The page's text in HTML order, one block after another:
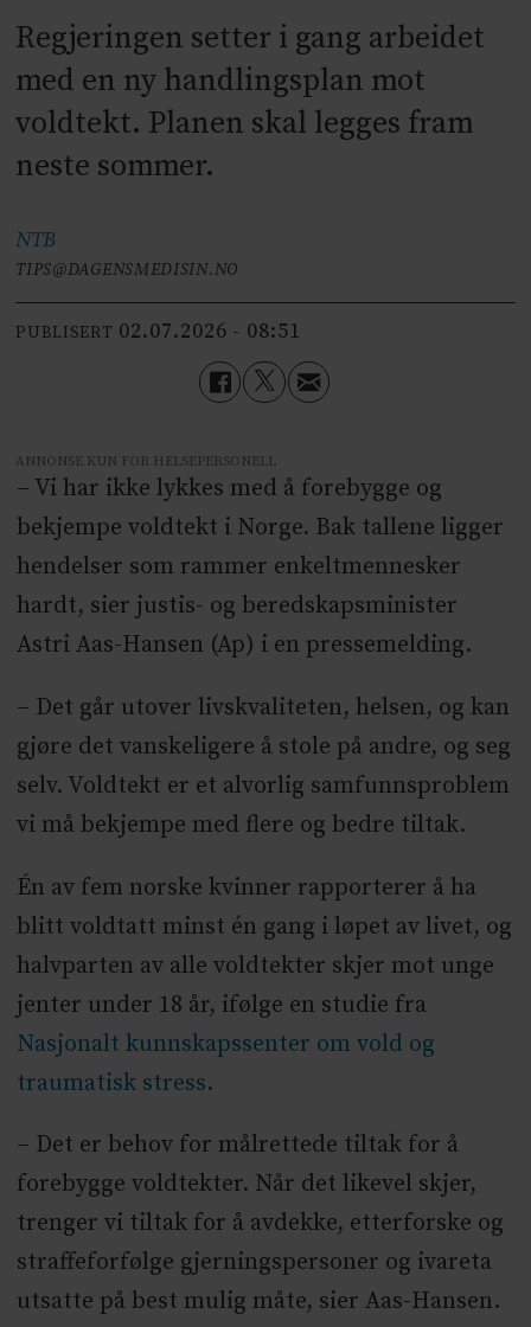
Regjeringen setter i gang arbeidet
med en ny handlingsplan mot
voldtekt. Planen skal legges fram
neste sommer.
NTB
TIPS@DAGENSMEDISIN.NO
PUBLISERT 02.07.2026 - 08:51
ANNONSE KUN FOR HELSEPERSONELL
– Vi har ikke lykkes med å forebygge og
bekjempe voldtekt i Norge. Bak tallene ligger
hendelser som rammer enkeltmennesker
hardt, sier justis- og beredskapsminister
Astri Aas-Hansen (Ap) i en pressemelding.
– Det går utover livskvaliteten, helsen, og kan
gjøre det vanskeligere å stole på andre, og seg
selv. Voldtekt er et alvorlig samfunnsproblem
vi må bekjempe med flere og bedre tiltak.
Én av fem norske kvinner rapporterer å ha
blitt voldtatt minst én gang i løpet av livet, og
halvparten av alle voldtekter skjer mot unge
jenter under 18 år, ifølge en studie fra
Nasjonalt kunnskapssenter om vold og
traumatisk stress.
– Det er behov for målrettede tiltak for å
forebygge voldtekter. Når det likevel skjer,
trenger vi tiltak for å avdekke, etterforske og
straffeforfølge gjerningspersoner og ivareta
utsatte på best mulig måte, sier Aas-Hansen.